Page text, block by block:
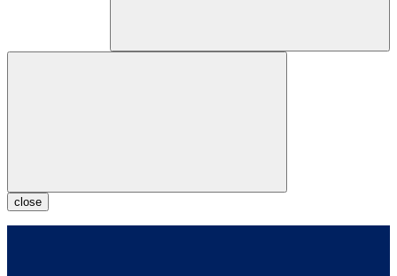
close